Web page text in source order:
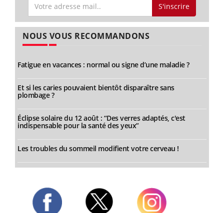
S'inscrire
NOUS VOUS RECOMMANDONS
Fatigue en vacances : normal ou signe d’une maladie ?
Et si les caries pouvaient bientôt disparaître sans
plombage ?
Éclipse solaire du 12 août : “Des verres adaptés, c'est
indispensable pour la santé des yeux”
Les troubles du sommeil modifient votre cerveau !